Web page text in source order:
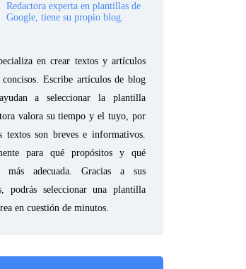
Redactora experta en plantillas de
Google, tiene su propio blog.
en crear textos y artículos
concisos. Escribe artículos de blog
a seleccionar la plantilla
valora su tiempo y el tuyo, por
textos son breves e informativos.
para qué propósitos y qué
adecuada. Gracias a sus
podrás seleccionar una plantilla
en cuestión de minutos.